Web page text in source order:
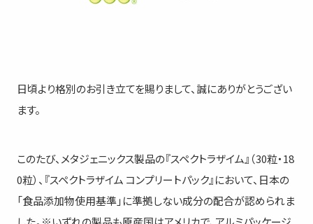
日頃より格別のお引き立てを賜りまして、誠にありがとうござい
ます。​​
このたび、メタジェニックス製品の『スペクトラザイム』（30粒・18
0粒）、『スペクトラザイム コンプリートパック』において、日本の
「食品添加物使用基準」に準拠しない成分の配合が認められま